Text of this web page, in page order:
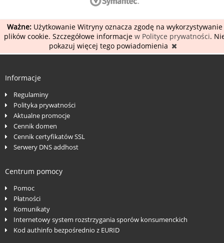
Ważne:Użytkowanie Witryny oznacza zgodę na wykorzystywanie
plików cookie. Szczegółowe informacje w Polityce prywatności.
pokazuj więcej tego powiadomienia
Informacje
Regulaminy
Polityka prywatności
Aktualne promocje
Cennik domen
Cennik certyfikatów SSL
Serwery DNS addhost
Centrum pomocy
Pomoc
Płatności
Komunikaty
Internetowy system rozstrzygania sporów konsumenckich
Kod authinfo bezpośrednio z EURID